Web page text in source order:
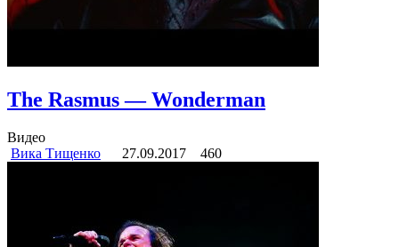
The Rasmus — Wonderman
Видео
Вика Тищенко
27.09.2017 460